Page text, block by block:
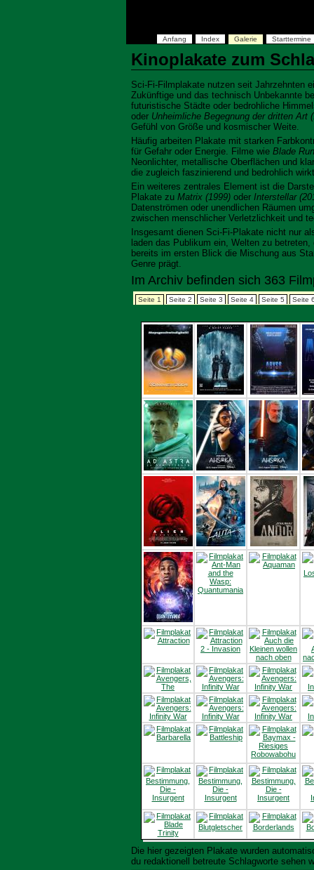
Anfang Index Galerie Starttermine
Kinoplakate zum
Sci‑Fi‑Filmplakate nutzen seit Jahrzehnten
Zukünftige und das technisch Unbekannte
futuristische Städte oder bedrohliche
oder Unheimliche Begegnung der dritten Art
Gefühl von Größe und kosmischer Weite.
Häufig arbeiten Plakate mit starken
für Gefahr oder Energie. Filme wie Blade
Neonlichter, metallische Oberflächen und
die zugleich faszinierend und bedrohlich
Ein weiteres zentrales Element ist die
Plakate zu Matrix (1999) oder Interstellar
Datenströmen oder unendlichen Räumen
zwischen menschlicher Verletzlichkeit und
Insgesamt dienen Sci‑Fi‑Plakate nicht nur
laden das Publikum ein, Welten zu
bereits im ersten Blick die Mischung aus
Genre prägt.
Im Archiv befinden sich 363
Seite 1 Seite 2 Seite 3 Seite 4 Seite 5 Seite
Die hier gezeigten Plakate wurden
du redaktionell betreute Schlagworte sehen